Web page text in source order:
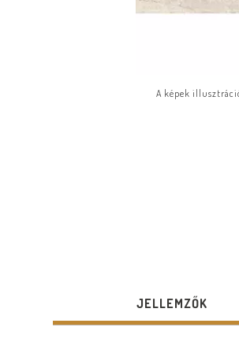
A képek
JELLEMZŐK